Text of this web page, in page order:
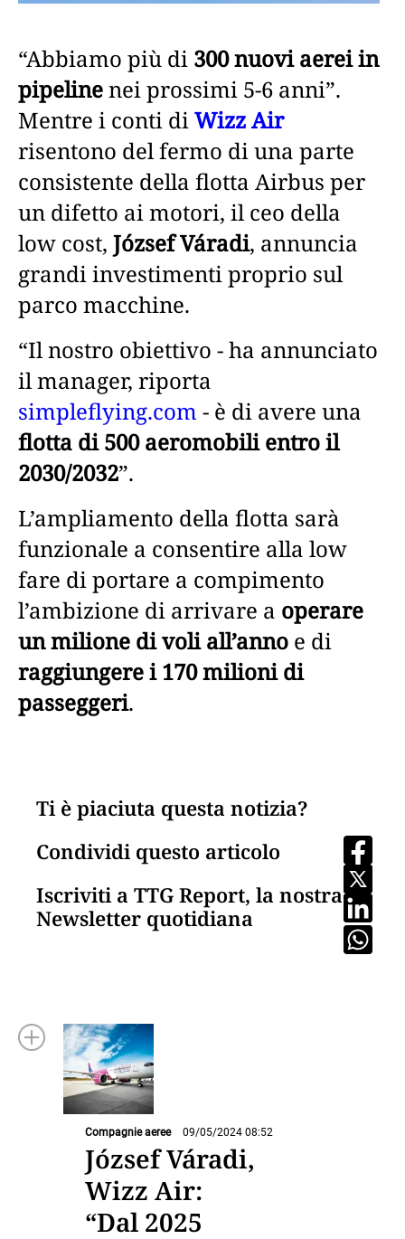
“Abbiamo più di 300 nuovi aerei in
pipelinenei prossimi 5-6 anni”.
Mentre i conti diWizz Air
risentono del fermo di una parte
consistente della flotta Airbus per
un difetto ai motori, il ceo della
low cost, József Váradi, annuncia
grandi investimenti proprio sul
parco macchine.
“Il nostro obiettivo - ha annunciato
il manager, riporta
simpleflying.com - è di avere una
flotta di 500 aeromobili entro il
2030/2032”.
L’ampliamento della flotta sarà
funzionale a consentire alla low
fare di portare a compimento
l’ambizione di arrivare a operare
un milione di voli all’anno e di
raggiungere i 170 milioni di
passeggeri.
Ti è piaciuta questa notizia?
Condividi questo articolo
Iscriviti a TTG Report, la nostra
Newsletter quotidiana
Compagnie aeree 09/05/2024 08:52
József Váradi,
Wizz Air:
“Dal 2025